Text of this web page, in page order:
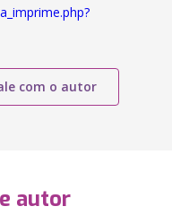
com o autor
autor